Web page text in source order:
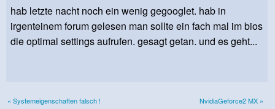
hab letzte nacht noch ein wenig gegooglet. hab in
irgenteinem forum gelesen man sollte ein fach mal im bios
die optimal settings aufrufen. gesagt getan. und es geht...
« Systemeigenschaften falsch ! NvidiaGeforce2 MX »